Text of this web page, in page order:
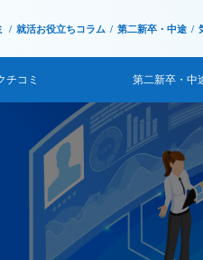
就活お役立ちコラム 第二新卒・中途
チコミ 第二新卒・中